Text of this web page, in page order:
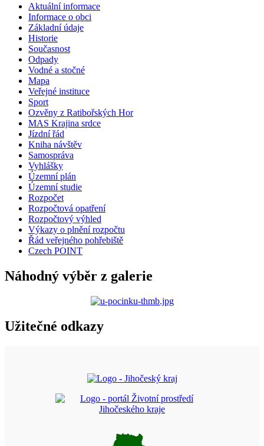
Aktuální informace
Informace o obci
Základní údaje
Historie
Současnost
Odpady
Vodné a stočné
Mapa
Veřejné instituce
Sport
Ozvěny z Ratibořských Hor
MAS Krajina srdce
Jízdní řád
Kniha návštěv
Samospráva
Vyhlášky
Územní plán
Územní studie
Rozpočet
Rozpočtová opatření
Rozpočtový výhled
Výkazy o plnění rozpočtu
Řád veřejného pohřebiště
Czech POINT
Náhodný výběr z galerie
Užitečné odkazy